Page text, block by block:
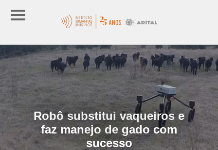
Robô substitui vaqueiros e
faz manejo de gado com
sucesso